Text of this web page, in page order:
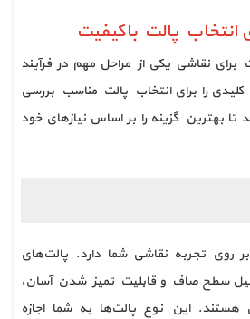
نقاشی یکی از مراحل مهم در فرآیند
را برای انتخاب پالت مناسب بررسی
تا بهترین گزینه را بر اساس نیازهای خود
روی تجربه نقاشی شما دارد. پالت‌های
سطح صاف و قابلیت تمیز شدن آسان،
هستند. این نوع پالت‌ها به شما اجازه